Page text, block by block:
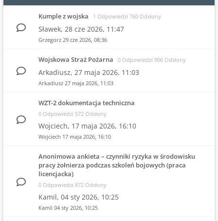
Kumple z wojska 1 Odpowiedzi 760 Odsłony
Sławek, 28 cze 2026, 11:47
Grzegorz 29 cze 2026, 08:36
Wojskowa Straż Pożarna 0 Odpowiedzi 906 Odsłony
Arkadiusz, 27 maja 2026, 11:03
Arkadiusz 27 maja 2026, 11:03
WZT-2 dokumentacja techniczna
0 Odpowiedzi 572 Odsłony
Wojciech, 17 maja 2026, 16:10
Wojciech 17 maja 2026, 16:10
Anonimowa ankieta – czynniki ryzyka w środowisku
pracy żołnierza podczas szkoleń bojowych (praca
licencjacka)
0 Odpowiedzi 872 Odsłony
Kamil, 04 sty 2026, 10:25
Kamil 04 sty 2026, 10:25